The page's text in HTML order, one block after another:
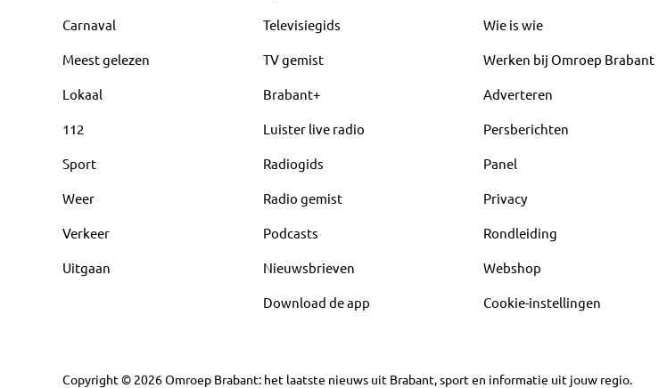
Carnaval
Meest gelezen
Lokaal
112
Sport
Weer
Verkeer
Uitgaan
Televisiegids
TV gemist
Brabant+
Luister live radio
Radiogids
Radio gemist
Podcasts
Nieuwsbrieven
Download de app
Wie is wie
Werken bij Omroep Brabant
Adverteren
Persberichten
Panel
Privacy
Rondleiding
Webshop
Cookie-instellingen
Copyright © 2026Omroep Brabant: het laatste nieuws uit Brabant, sport en informatie uit jouw regio.